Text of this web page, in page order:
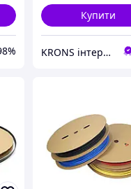
Купити
KRONS інтернет-магазин